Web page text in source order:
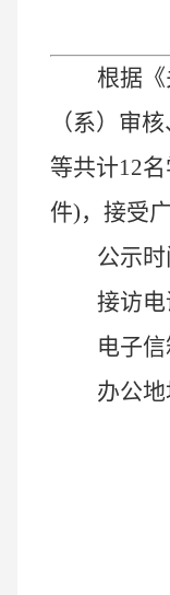
根据
（系）审
等共计12
件)，接受
公示时
接访电
电子信
办公